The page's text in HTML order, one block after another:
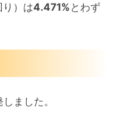
り）は4.471% とわず
ました。